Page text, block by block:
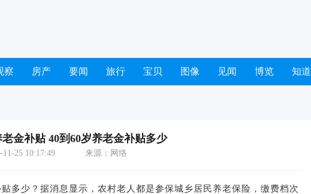
察 房产 要闻 旅行 宝贝 图像 见闻 博览 知道
老金补贴 40到60岁养老金补贴多少
11-25 10:17:49 来源：网络
少？据消息显示，农村老人都是参保城乡居民养老保险，缴费档次